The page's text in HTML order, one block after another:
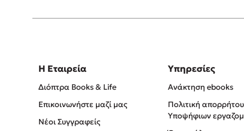
Η Εταιρεία
Διόπτρα Books & Life
Επικοινωνήστε μαζί μας
Νέοι Συγγραφείς
Υπηρεσίες
Ανάκτηση ebooks
Πολιτική απορρήτου
Υποψήφιων